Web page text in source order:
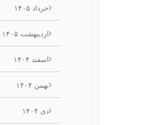
خرداد ۱۴۰۵
اردیبهشت ۱۴۰۵
اسفند ۱۴۰۴
بهمن ۱۴۰۴
دی ۱۴۰۴